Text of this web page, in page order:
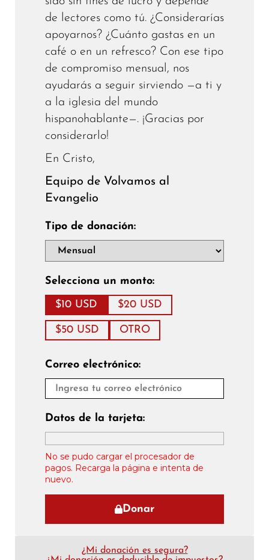
de lectores como tú. ¿Considerarías
apoyarnos? ¿Cuánto gastas en un
café o en un refresco? Con ese tipo
de compromiso mensual, nos
ayudarás a seguir sirviendo —a ti y
a la iglesia del mundo
hispanohablante—. ¡Gracias por
considerarlo!
En Cristo,
Equipo de Volvamos al
Evangelio
Tipo de donación:
Selecciona un monto:
$10 USD $20 USD
$50 USD OTRO
Correo electrónico:
Datos de la tarjeta:
No se pudo cargar el procesador de
pagos. Recarga la página e intenta de
nuevo.
Donar
¿Mi donación es segura?